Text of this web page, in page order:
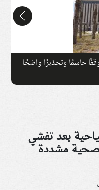
حاسمًا وتحذيرًا واضحًا
بعد تفشي
صحية مشددة